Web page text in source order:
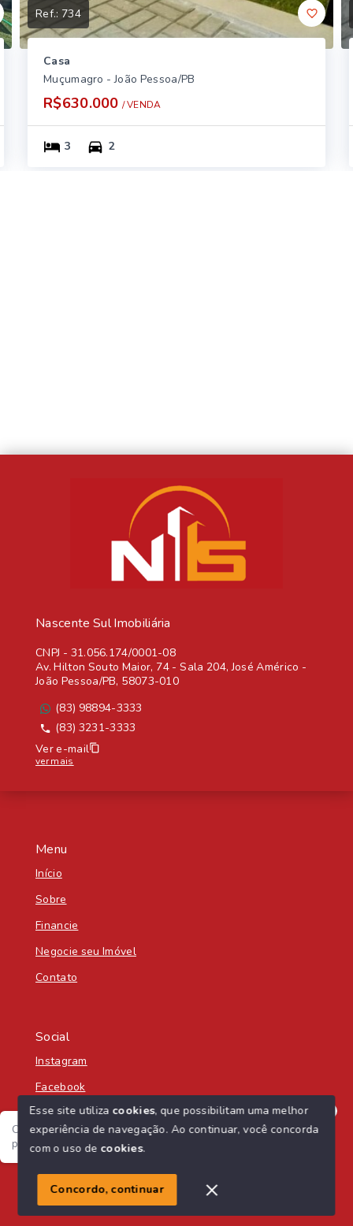
Ref.: 734
Casa
Muçumagro - João Pessoa/PB
R$630.000 / VENDA
3 2
Olá! Seja bem-vindo á Nascente Sul Imobiliária! :) Como
posso te ajudar?
Menu
Início
Sobre
Financie
Negocie seu Imóvel
Contato
Social
Instagram
Facebook
© Copyright 2026 - Nascente Sul Imobiliária - Todos os
SITE PARA IMOBILIARIA
Nascente Sul Imobiliária
CNPJ - 31.056.174/0001-08
Av. Hilton Souto Maior, 74 - Sala 204, José Américo -
João Pessoa/PB, 58073-010
(83) 98894-3333
(83) 3231-3333
Ver e-mail
ver mais
Esse site utiliza cookies, que possibilitam uma melhor
experiência de navegação. Ao continuar, você concorda
com o uso de cookies.
Concordo, continuar